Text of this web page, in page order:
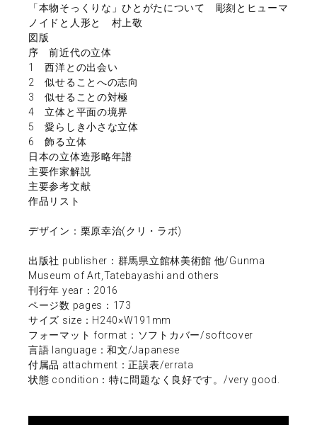
「本物そっくりな」ひとがたについて 彫刻とヒューマ
ノイドと人形と 村上敬
図版
序 前近代の立体
1 西洋との出会い
2 似せることへの志向
3 似せることの対極
4 立体と平面の境界
5 愛らしき小さな立体
6 飾る立体
日本の立体造形略年譜
主要作家解説
主要参考文献
作品リスト
デザイン：栗原幸治(クリ・ラボ)
出版社 publisher：群馬県立館林美術館 他/Gunma
Museum of Art,Tatebayashi and others
刊行年 year：2016
ページ数 pages：173
サイズ size：H240×W191mm
フォーマット format：ソフトカバー/softcover
言語 language：和文/Japanese
付属品 attachment：正誤表/errata
状態 condition：特に問題なく良好です。/very good.